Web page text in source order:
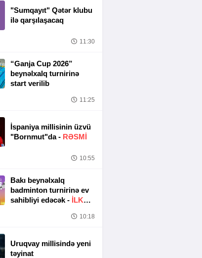
"Sumqayıt" Qətər klubu
ilə qarşılaşacaq
11:30
“Ganja Cup 2026”
beynəlxalq turnirinə
start verilib
11:25
İspaniya millisinin üzvü
"Bornmut"da - RƏSMİ
10:55
Bakı beynəlxalq
badminton turnirinə ev
sahibliyi edəcək - İLK
10:18
Uruqvay millisində yeni
təyinat